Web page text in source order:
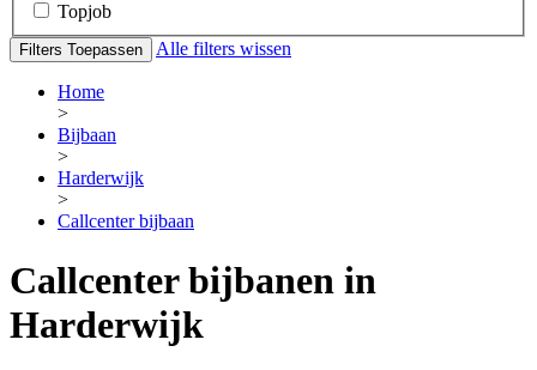
Topjob
Filters Toepassen Alle filters wissen
Home
>
Bijbaan
>
Harderwijk
>
Callcenter bijbaan
Callcenter bijbanen in
Harderwijk